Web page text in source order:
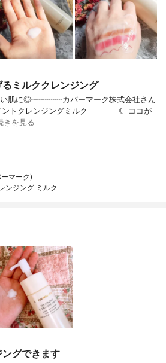
ミルククレンジング
い肌に◎┈┈┈┈カバーマーク株式会社さん
ントクレンジングミルク┈┈┈┈☾ ココが
きを見る
マーク)
ンジング ミルク
グできます